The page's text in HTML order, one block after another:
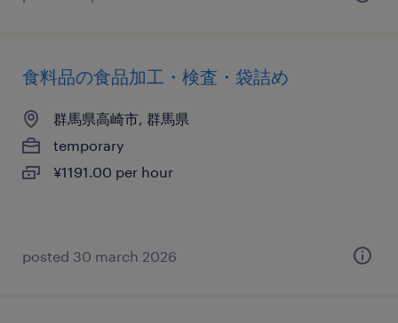
食料品の食品加工・検査・袋詰め
群馬県高崎市, 群馬県
temporary
¥1191.00 per hour
posted 30 march 2026